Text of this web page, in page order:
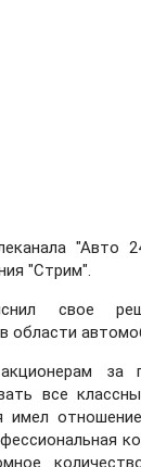
"Авто
"Cтрим".
свое
области
за
все
имел